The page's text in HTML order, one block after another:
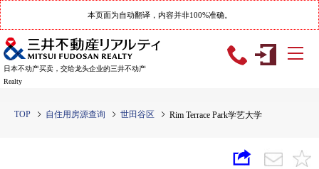
本页面为自动翻译，内容并非100%准确。
日本不动产买卖，交给龙头企业的三井不动产
Realty
TOP 自住用房源查询 世田谷区 Rim Terrace Park学艺大学